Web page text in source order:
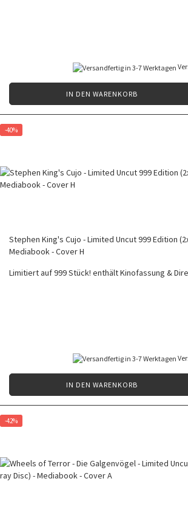
IN DEN WARENKORB
-40%
Stephen King's Cujo - Limited Uncut 999 Edition
Mediabook - Cover H
Limitiert auf 999 Stück! enthält Kinofassung &
IN DEN WARENKORB
-42%